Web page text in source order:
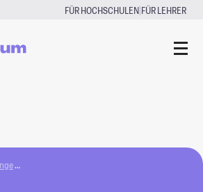
FÜR HOCHSCHULEN|FÜR LEHRER